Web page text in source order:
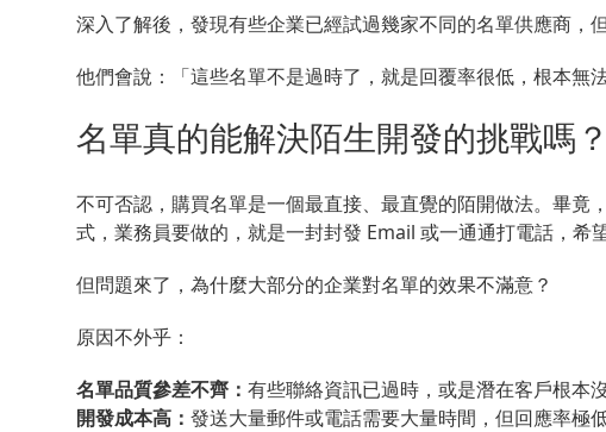
深入了解後，發現有些企業已經試過幾家不同的名單供應商，
他們會說：「這些名單不是過時了，就是回覆率很低，根本無
名單真的能解決陌生開發的挑戰嗎？
不可否認，購買名單是一個最直接、最直覺的陌開做法。畢竟
式，業務員要做的，就是一封封發 Email 或一通通打電話，希
但問題來了，為什麼大部分的企業對名單的效果不滿意？
原因不外乎：
名單品質參差不齊： 有些聯絡資訊已過時，或是潛在客戶根本
開發成本高： 發送大量郵件或電話需要大量時間，但回應率極